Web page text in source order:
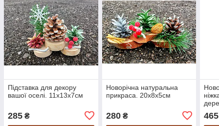
Підставка для декору
вашої оселі. 11х13х7см
285 ₴
Новорічна натуральна
прикраса. 20х8х5см
280₴ 465